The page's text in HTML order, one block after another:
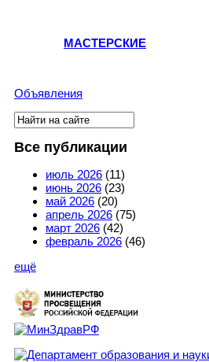
МАСТЕРСКИЕ
Объявления
Форма поиска
Поиск
Все публикации
июль 2026 (11)
июнь 2026 (23)
май 2026 (20)
апрель 2026 (75)
март 2026 (42)
февраль 2026 (46)
ещё